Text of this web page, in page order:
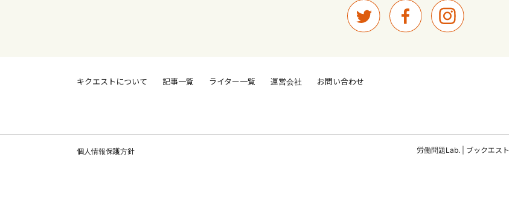
キクエストについて 記事一覧 ライター一覧 運営会社 お問い合わせ
個人情報保護方針 労働問題Lab. ブックエスト